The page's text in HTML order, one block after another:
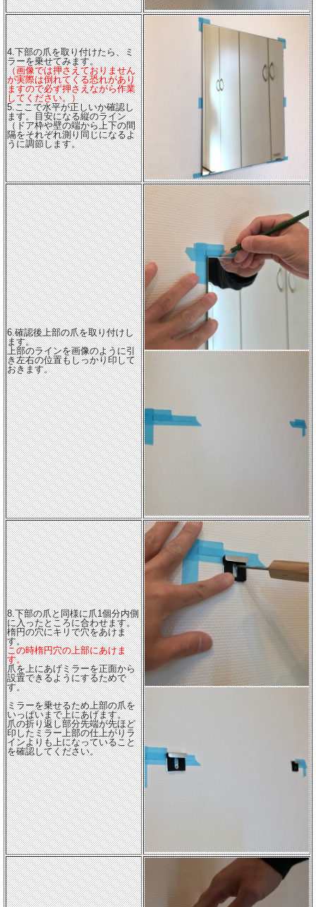
4.下部の爪を取り付けたら、ミ
ラーを乗せてみます。
（画像では押さえておりません
が実際は倒れてくる恐れがあり
ますので必ず押さえながら作業
してください。）
5.ここで水平が正しいか確認し
ます。目安になる縦のライン
（ドア枠や壁の端から上下の間
隔をそれぞれ測り同じになるよ
うに調節します。
6.確認後上部の爪を取り付けし
ます。
上部のラインを画像のように引
き左右の位置もしっかり印して
おきます。
8.下部の爪と同様に爪1個分内側
に入ったところに合わせます。
楕円の穴にキリで穴をあけま
す。
この時楕円穴の上部にあけま
す。
爪を上にあげミラーを正面から
設置できるようにするためで
す。
ミラーを乗せるため上部の爪を
いっぱいまで上にあげます。
爪の折り返し部分先端が先ほど
印したミラー上部の仕上がりラ
インよりも上になっていること
を確認してください。